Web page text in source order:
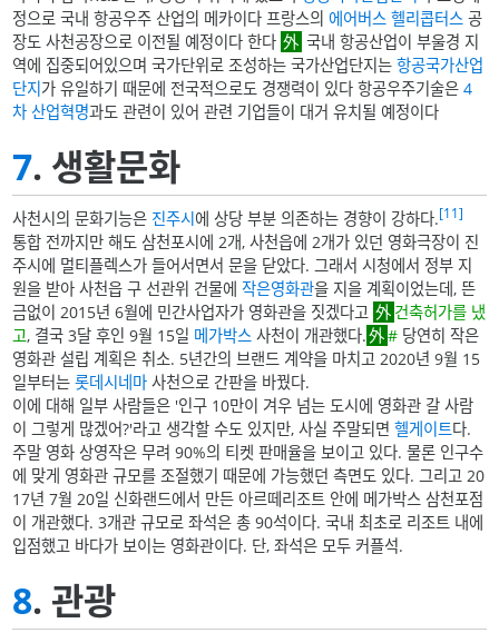
정으로 국내 항공우주 산업의 메카이다 프랑스의에어버스 헬리콥터스 공
장도 사천공장으로 이전될 예정이다 한다
국내 항공산업이 부울경 지
역에 집중되어있으며 국가단위로 조성하는 국가산업단지는항공국가산업
단지가 유일하기 때문에 전국적으로도 경쟁력이 있다 항공우주기술은4
차 산업혁명과도 관련이 있어 관련 기업들이 대거 유치될 예정이다
7. 생활문화
사천시의 문화기능은 진주시에 상당 부분 의존하는 경향이 강하다.[11]
통합 전까지만 해도 삼천포시에 2개, 사천읍에 2개가 있던 영화극장이 진
주시에 멀티플렉스가 들어서면서 문을 닫았다. 그래서 시청에서 정부 지
원을 받아 사천읍 구 선관위 건물에작은영화관을 지을 계획이었는데, 뜬
금없이 2015년 6월에 민간사업자가 영화관을 짓겠다고
건축허가를 냈
고, 결국 3달 후인 9월 15일 메가박스 사천이 개관했다. #당연히 작은
영화관 설립 계획은 취소. 5년간의 브랜드 계약을 마치고 2020년 9월 15
일부터는롯데시네마 사천으로 간판을 바꿨다.
이에 대해 일부 사람들은 '인구 10만이 겨우 넘는 도시에 영화관 갈 사람
이 그렇게 많겠어?'라고 생각할 수도 있지만, 사실 주말되면헬게이트다.
주말 영화 상영작은 무려 90%의 티켓 판매율을 보이고 있다. 물론 인구수
에 맞게 영화관 규모를 조절했기 때문에 가능했던 측면도 있다. 그리고 20
17년 7월 20일 신화랜드에서 만든 아르떼리조트 안에 메가박스 삼천포점
이 개관했다. 3개관 규모로 좌석은 총 90석이다. 국내 최초로 리조트 내에
입점했고 바다가 보이는 영화관이다. 단, 좌석은 모두 커플석.
8. 관광